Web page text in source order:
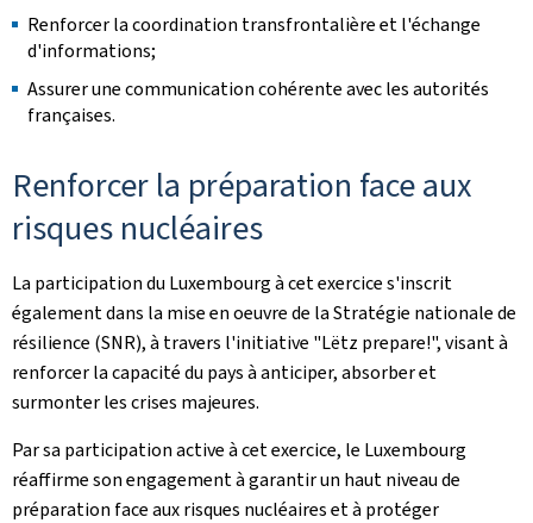
Renforcer la coordination transfrontalière et l'échange
d'informations;
Assurer une communication cohérente avec les autorités
françaises.
Renforcer la préparation face aux
risques nucléaires
La participation du Luxembourg à cet exercice s'inscrit
également dans la mise en oeuvre de la Stratégie nationale de
résilience (SNR), à travers l'initiative "Lëtz prepare!", visant à
renforcer la capacité du pays à anticiper, absorber et
surmonter les crises majeures.
Par sa participation active à cet exercice, le Luxembourg
réaffirme son engagement à garantir un haut niveau de
préparation face aux risques nucléaires et à protéger